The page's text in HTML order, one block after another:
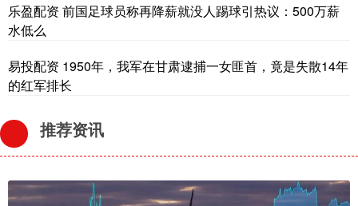
乐盈配资 前国足球员称再降薪就没人踢球引热议：500万薪
水低么
易投配资 1950年，我军在甘肃逮捕一女匪首，竟是失散14年
的红军排长
推荐资讯